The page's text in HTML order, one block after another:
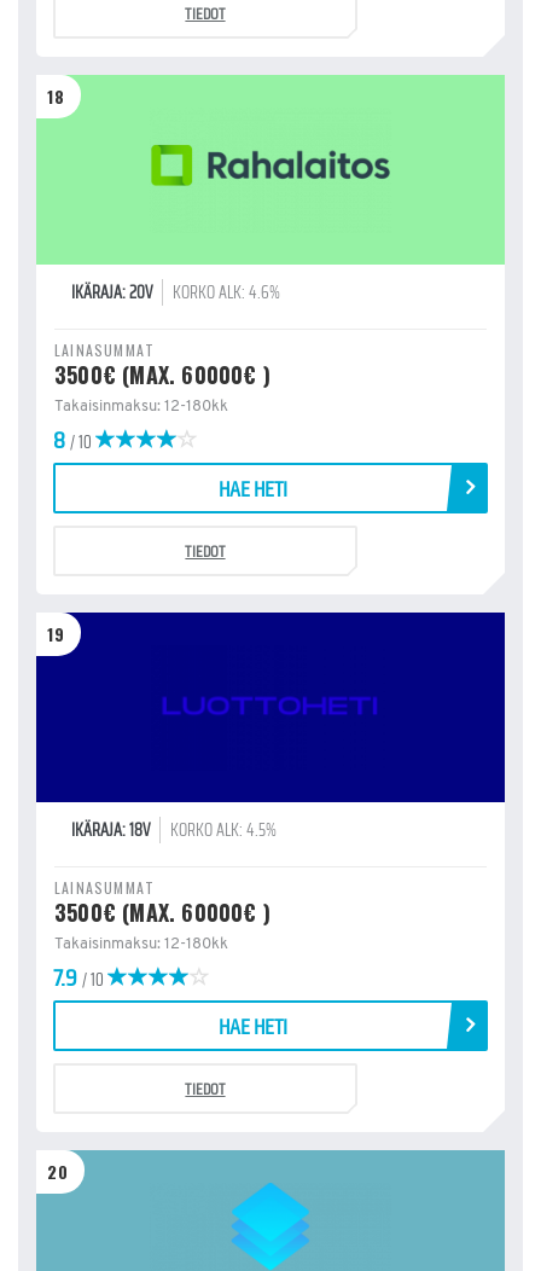
TIEDOT
18
IKÄRAJA: 20V KORKO ALK: 4.6%
LAINASUMMAT
3500€ (MAX. 60000€ )
Takaisinmaksu: 12-180kk
8/ 10
HAE HETI
TIEDOT
19
IKÄRAJA: 18V KORKO ALK: 4.5%
LAINASUMMAT
3500€ (MAX. 60000€ )
Takaisinmaksu: 12-180kk
7.9/ 10
HAE HETI
TIEDOT
20